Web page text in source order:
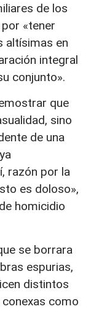
de los
«tener
altísimas en
integral
conjunto».
que
sino
de una
razón por la
es doloso»,
homicidio
se borrara
espurias,
distintos
como